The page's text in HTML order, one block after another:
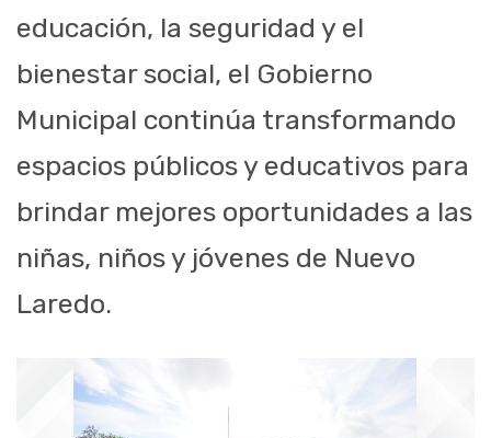
educación, la seguridad y el
bienestar social, el Gobierno
Municipal continúa transformando
espacios públicos y educativos para
brindar mejores oportunidades a las
niñas, niños y jóvenes de Nuevo
Laredo.